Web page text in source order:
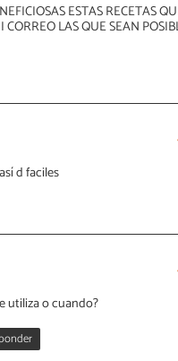
ESTAS RECETAS
LAS QUE SEAN
d faciles
utiliza o cuando?